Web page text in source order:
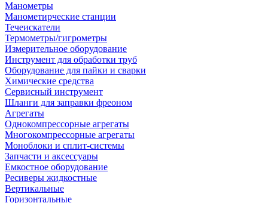
Манометры
Манометирческие станции
Течеискатели
Термометры/гигрометры
Измерительное оборудование
Инструмент для обработки труб
Оборудование для пайки и сварки
Химические средства
Сервисный инструмент
Шланги для заправки фреоном
Агрегаты
Однокомпрессорные агрегаты
Многокомпрессорные агрегаты
Моноблоки и сплит-системы
Запчасти и аксессуары
Емкостное оборудование
Ресиверы жидкостные
Вертикальные
Горизонтальные